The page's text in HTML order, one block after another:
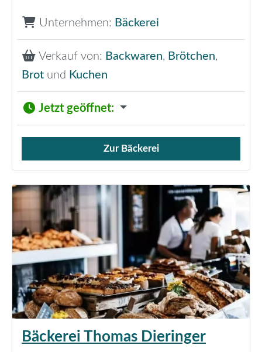
Unternehmen: Bäckerei
Verkauf von: Backwaren, Brötchen,
Brot und Kuchen
Jetzt geöffnet:
Verkauf von Brötchen,
Zur Bäckerei
Bäckerei Thomas Dieringer